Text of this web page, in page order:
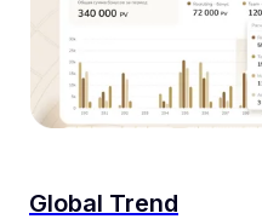
Global Trend